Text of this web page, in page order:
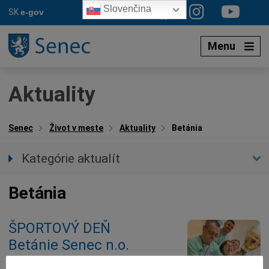
SKe-gov
Menu
Aktuality
Senec Život v meste Aktuality Betánia
Kategórie aktualít
Spravodajstvo
Kultúra
Ocenenia
Betánia
ŠPORTOVÝ DEŇ
Betánie Senec n.o.
Slovenčina